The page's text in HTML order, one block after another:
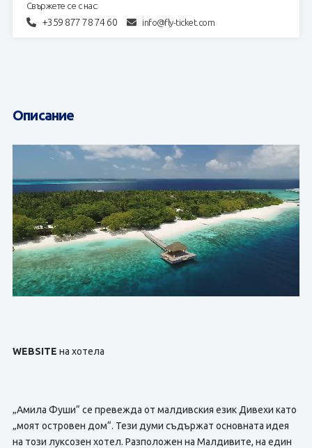
Свържете се с нас:
+359 877 78 74 60 info@fly-ticket.com
Описание
WEBSITE на хотела
„Амила Фуши“ се превежда от малдивския език Дивехи като
„моят островен дом“. Тези думи съдържат основната идея
на този луксозен хотел. Разположен на Малдивите, на един